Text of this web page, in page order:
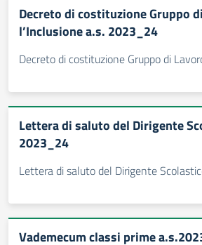
Decreto di costituzione Gruppo
l’Inclusione a.s. 2023_24
Decreto di costituzione Gruppo di
Lettera di saluto del Dirigente
2023_24
Lettera di saluto del Dirigente
Vademecum classi prime